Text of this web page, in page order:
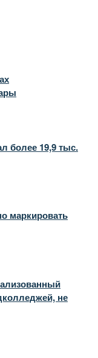
более 19,9 тыс.
маркировать
не